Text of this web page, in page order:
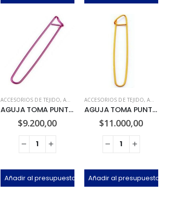
ACCESORIOS DE TEJIDO,AGUJAS TOMAPUNTOS
AGUJA TOMA PUNTO CHICA x 12u
$9.200,00
Añadir al presupuesto
ACCESORIOS DE TEJIDO,AGUJAS TOMAPUNTOS
AGUJA TOMA PUNTO GRANDE x 12u
$11.000,00
Añadir al presupuesto